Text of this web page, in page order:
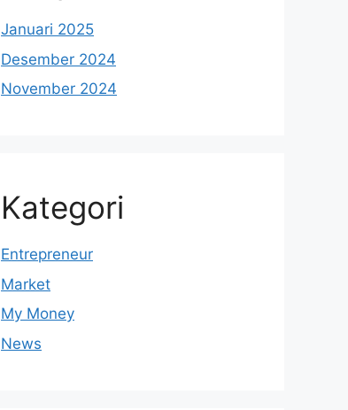
Januari 2025
Desember 2024
November 2024
Kategori
Entrepreneur
Market
My Money
News